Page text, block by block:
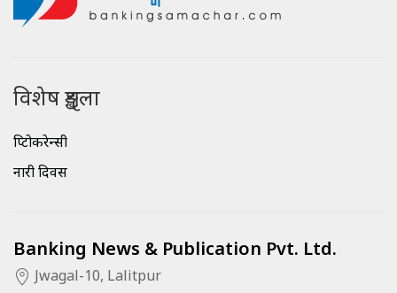
विशेष शृङ्खला
क्रिप्टोकरेन्सी
नारी दिवस
Banking News & Publication Pvt. Ltd.
Jwagal-10, Lalitpur